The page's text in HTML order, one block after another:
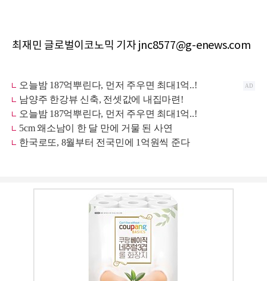
최재민 글로벌이코노믹 기자 jnc8577@g-enews.com